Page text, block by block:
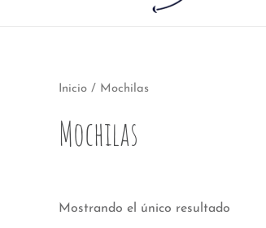
Inicio / Mochilas
Mochilas
Mostrando el único resultado